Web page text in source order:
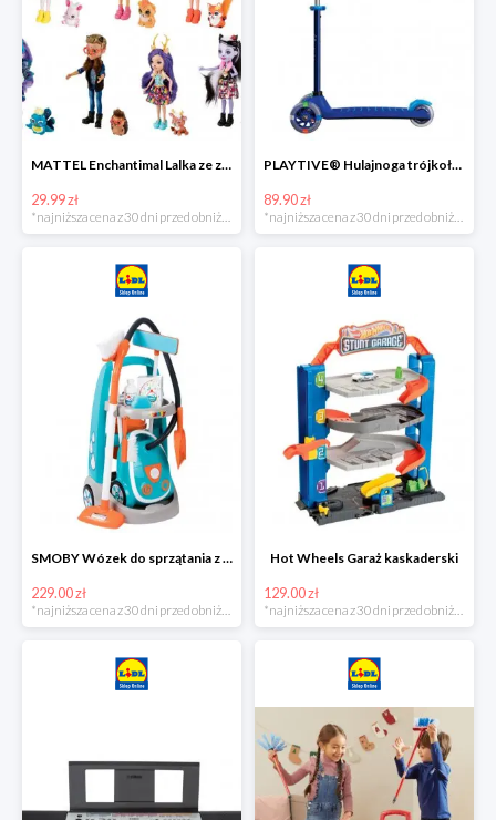
MATTEL Enchantimal Lalka ze zwierzątkiem
29.99 zł
*najniższa cena z 30 dni przed obniżką
PLAYTIVE® Hulajnoga trójkołowa Tri Scooter z diodami LED
89.90 zł
*najniższa cena z 30 dni przed obniżką
SMOBY Wózek do sprzątania z odkurzaczem
229.00 zł
Hot Wheels Garaż kaskaderski
129.00 zł